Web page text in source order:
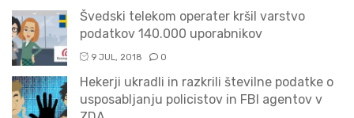
Švedski telekom operater kršil varstvo
podatkov 140.000 uporabnikov
9 JUL, 2018 0
Hekerji ukradli in razkrili številne podatke o
usposabljanju policistov in FBI agentov v